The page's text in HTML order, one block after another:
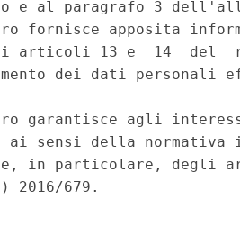
e al paragrafo 3
fornisce apposita
articoli 13 e  14  del
dei dati personali
garantisce agli
sensi della normativa
e, in particolare, degli